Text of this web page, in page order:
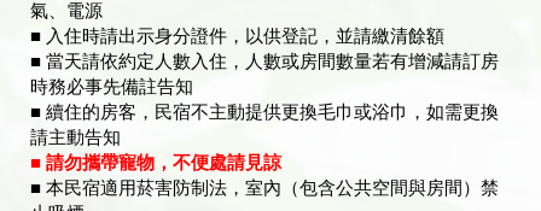
氣、電源
■ 入住時請出示身分證件，以供登記，並請繳清餘額
■ 當天請依約定人數入住，人數或房間數量若有增減請訂房
時務必事先備註告知
■ 續住的房客，民宿不主動提供更換毛巾或浴巾，如需更換
請主動告知
■ 請勿攜帶寵物，不便處請見諒
■ 本民宿適用菸害防制法，室內（包含公共空間與房間）禁